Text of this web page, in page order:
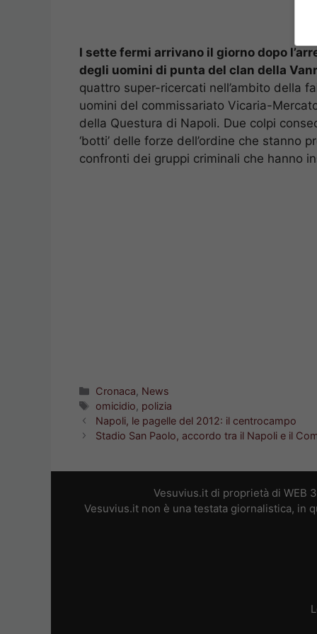
I sette fermi arrivano il giorno dopo
degli uomini di punta del clan della
quattro super-ricercati nell’ambito della
uomini del commissariato Vicaria-
della Questura di Napoli. Due colpi
‘botti’ delle forze dell’ordine che stanno
confronti dei gruppi criminali che hanno
Categorie
Cronaca, News
Tag
omicidio, polizia
Napoli, le pagelle del 2012: il centrocampo
Stadio San Paolo, accordo tra il Napoli e il
Vesuvius.it di proprietà di WEB
Vesuvius.it non è una testata giornalistica, in